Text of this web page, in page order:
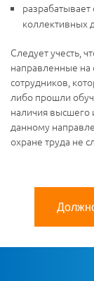
разрабатывает
коллективных
Следует учесть,
направленные на
сотрудников,
либо прошли
наличия высшего
данному
охране труда не